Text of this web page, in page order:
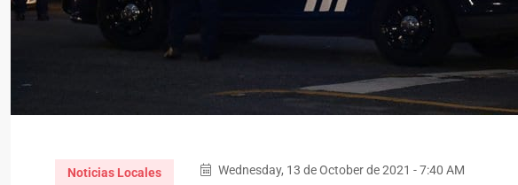
Noticias Locales Wednesday, 13 de October de 2021 - 7:40 AM